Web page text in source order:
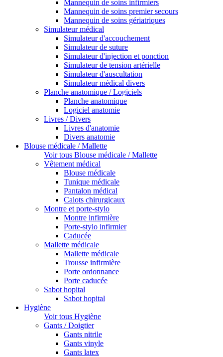
Mannequin de soins infirmiers
Mannequin de soins premier secours
Mannequin de soins gériatriques
Simulateur médical
Simulateur d'accouchement
Simulateur de suture
Simulateur d'injection et ponction
Simulateur de tension artérielle
Simulateur d'auscultation
Simulateur médical divers
Planche anatomique / Logiciels
Planche anatomique
Logiciel anatomie
Livres / Divers
Livres d'anatomie
Divers anatomie
Blouse médicale / Mallette
Voir tous Blouse médicale / Mallette
Vêtement médical
Blouse médicale
Tunique médicale
Pantalon médical
Calots chirurgicaux
Montre et porte-stylo
Montre infirmière
Porte-stylo infirmier
Caducée
Mallette médicale
Mallette médicale
Trousse infirmière
Porte ordonnance
Porte caducée
Sabot hopital
Sabot hopital
Hygiène
Voir tous Hygiène
Gants / Doigtier
Gants nitrile
Gants vinyle
Gants latex